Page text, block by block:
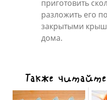
приготовить
разложить его
закрытыми
дома.
Также